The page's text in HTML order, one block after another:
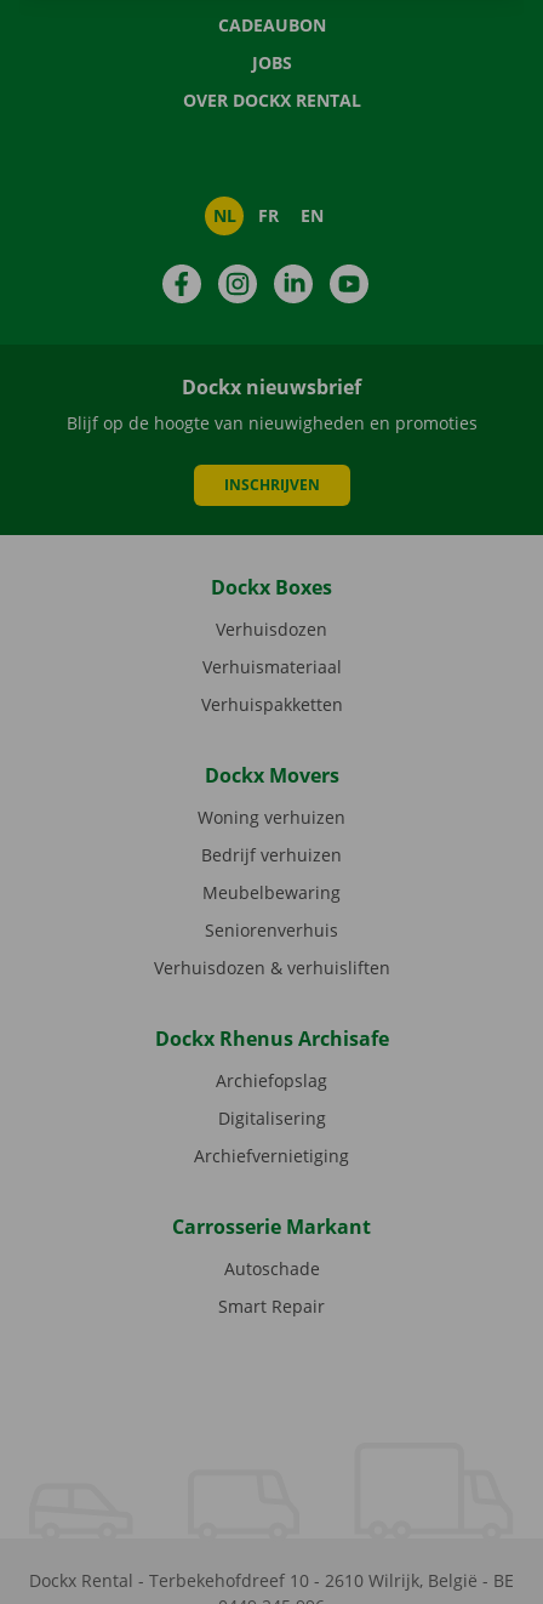
CADEAUBON
JOBS
OVER DOCKX RENTAL
NL FR EN
FacebookInstagramLinkedIn
Dockx nieuwsbrief
Blijf op de hoogte van nieuwigheden en promoties
INSCHRIJVEN
Dockx Boxes
Verhuisdozen
Verhuismateriaal
Verhuispakketten
Dockx Movers
Woning verhuizen
Bedrijf verhuizen
Meubelbewaring
Seniorenverhuis
Verhuisdozen & verhuisliften
Dockx Rhenus Archisafe
Archiefopslag
Digitalisering
Archiefvernietiging
Carrosserie Markant
Autoschade
Smart Repair
Dockx Rental - Terbekehofdreef 10 - 2610 Wilrijk, België - BE